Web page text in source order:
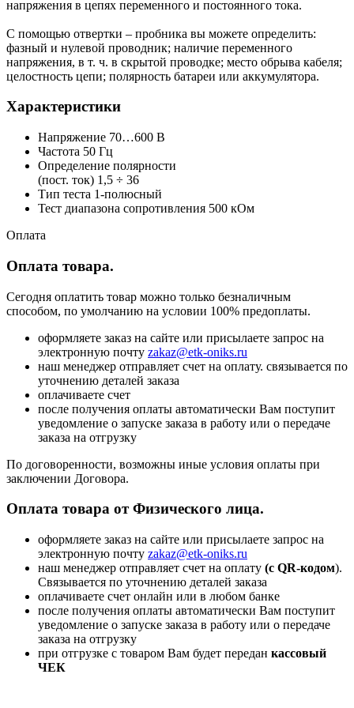
напряжения в цепях переменного и постоянного тока.
С помощью отвертки – пробника вы можете определить:
фазный и нулевой проводник; наличие переменного
напряжения, в т. ч. в скрытой проводке; место обрыва кабеля;
целостность цепи; полярность батареи или аккумулятора.
Характеристики
Напряжение 70…600 В
Частота 50 Гц
Определение полярности
(пост. ток) 1,5 ÷ 36
Тип теста 1-полюсный
Тест диапазона сопротивления 500 кОм
Оплата
Оплата товара.
Сегодня оплатить товар можно только безналичным
способом, по умолчанию на условии 100% предоплаты.
оформляете заказ на сайте или присылаете запрос на
электронную почту zakaz@etk-oniks.ru
наш менеджер отправляет счет на оплату. связывается по
уточнению деталей заказа
оплачиваете счет
после получения оплаты автоматически Вам поступит
уведомление о запуске заказа в работу или о передаче
заказа на отгрузку
По договоренности, возможны иные условия оплаты при
заключении Договора.
Оплата товара от Физического лица.
оформляете заказ на сайте или присылаете запрос на
электронную почту zakaz@etk-oniks.ru
наш менеджер отправляет счет на оплату (с QR-кодом).
Связывается по уточнению деталей заказа
оплачиваете счет онлайн или в любом банке
после получения оплаты автоматически Вам поступит
уведомление о запуске заказа в работу или о передаче
заказа на отгрузку
при отгрузке с товаром Вам будет передан кассовый
ЧЕК